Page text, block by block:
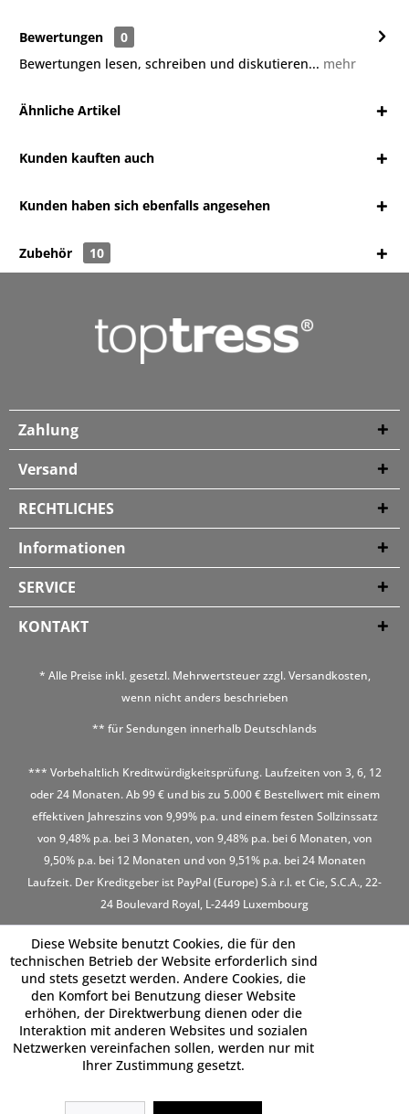
Bewertungen
0
Bewertungen lesen, schreiben und diskutieren... mehr
Ähnliche Artikel
Kunden kauften auch
Kunden haben sich ebenfalls angesehen
Zubehör 10
Zahlung
Versand
RECHTLICHES
Informationen
SERVICE
KONTAKT
* Alle Preise inkl. gesetzl. Mehrwertsteuer zzgl.Versandkosten,
wenn nicht anders beschrieben
** für Sendungen innerhalb Deutschlands
*** Vorbehaltlich Kreditwürdigkeitsprüfung. Laufzeiten von 3, 6, 12
oder 24 Monaten. Ab 99 € und bis zu 5.000 € Bestellwert mit einem
effektiven Jahreszins von 9,99% p.a. und einem festen Sollzinssatz
von 9,48% p.a. bei 3 Monaten, von 9,48% p.a. bei 6 Monaten, von
9,50% p.a. bei 12 Monaten und von 9,51% p.a. bei 24 Monaten
Laufzeit. Der Kreditgeber ist PayPal (Europe) S.à r.l. et Cie, S.C.A., 22-
24 Boulevard Royal, L-2449 Luxembourg
Diese Website benutzt Cookies, die für den
technischen Betrieb der Website erforderlich sind
und stets gesetzt werden. Andere Cookies, die
den Komfort bei Benutzung dieser Website
erhöhen, der Direktwerbung dienen oder die
Interaktion mit anderen Websites und sozialen
Netzwerken vereinfachen sollen, werden nur mit
Ihrer Zustimmung gesetzt.